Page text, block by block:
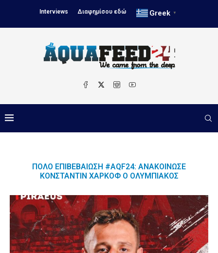
Interviews Διαφημίσου εδώ Greek ▼
ΠΌΛΟ ΕΠΙΒΕΒΑΊΩΣΗ #AQF24: ΑΝΑΚΟΊΝΩΣΕ
ΚΟΝΣΤΑΝΤΊΝ ΧΑΡΚΌΦ Ο ΟΛΥΜΠΙΑΚΌΣ